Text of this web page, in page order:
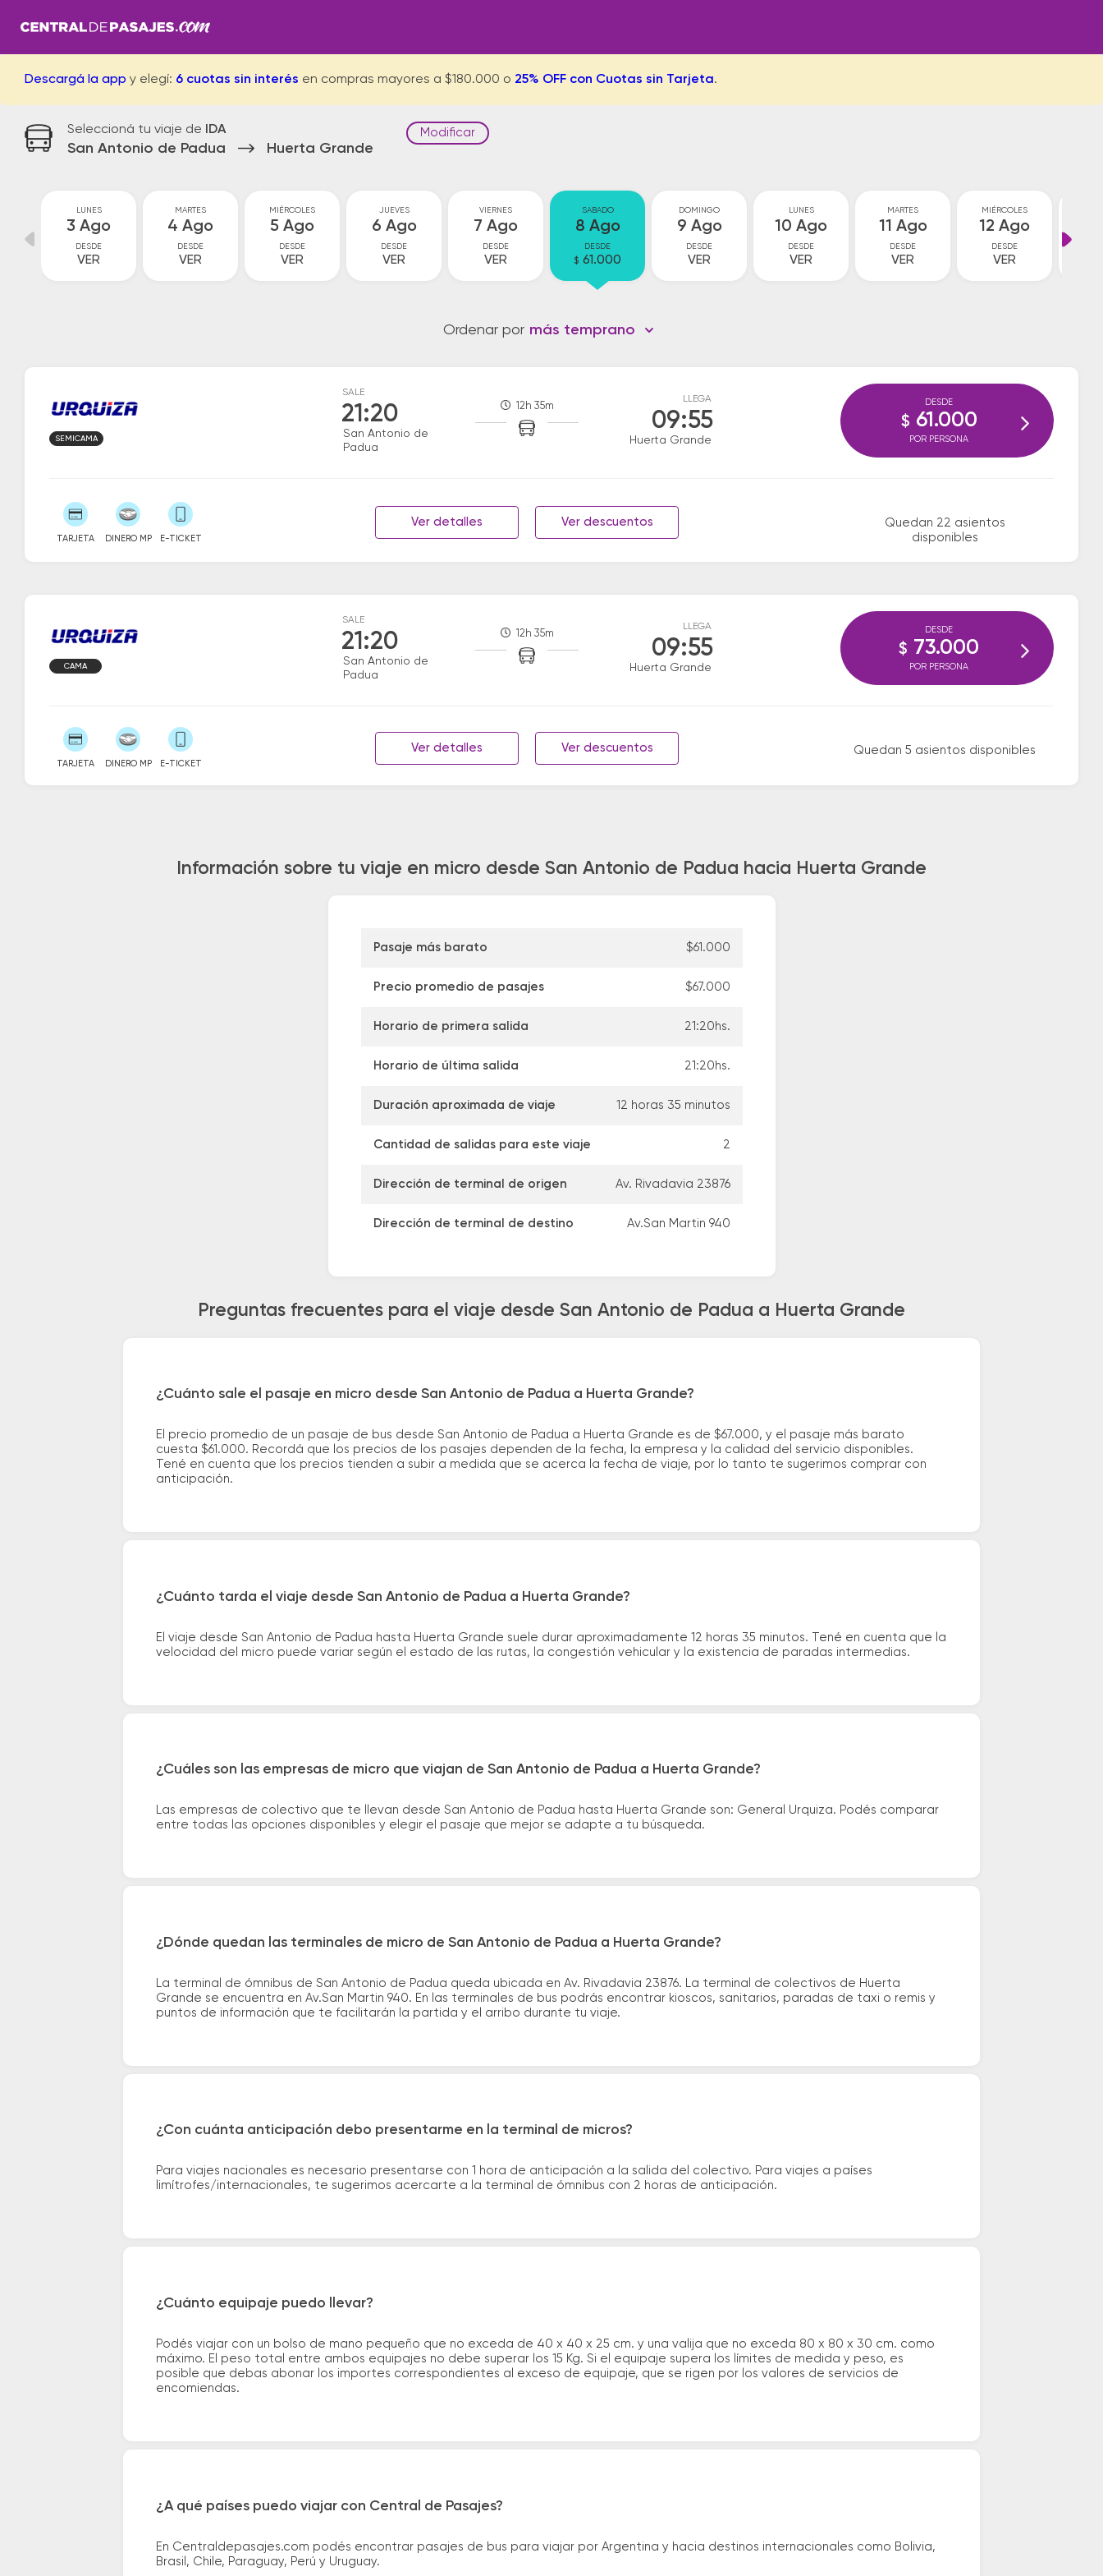
Descargá la app y elegí: 6 cuotas sin interés en compras mayores a $180.000 o 25% OFF con Cuotas sin Tarjeta.
Seleccioná tu viaje de IDA
San Antonio de Padua Huerta Grande
Modificar
LUNES
3 Ago
DESDE
VER
MARTES
4 Ago
DESDE
VER
MIÉRCOLES
5 Ago
DESDE
VER
JUEVES
6 Ago
DESDE
VER
VIERNES
7 Ago
DESDE
VER
SABADO
8 Ago
DESDE
$ 61.000
DOMINGO
9 Ago
DESDE
VER
LUNES
10 Ago
DESDE
VER
MARTES
11 Ago
DESDE
VER
MIÉRCOLES
12 Ago
DESDE
VER
Ordenar por más temprano
SALE
21:20
San Antonio de
Padua
12h 35m
LLEGA
09:55
Huerta Grande
SEMICAMA
TARJETA DINERO MP E-TICKET
Ver detalles Ver descuentos
Quedan 22 asientos
disponibles
DESDE
$ 61.000
POR PERSONA
SALE
21:20
San Antonio de
Padua
12h 35m
LLEGA
09:55
Huerta Grande
CAMA
TARJETA DINERO MP E-TICKET
Ver detalles Ver descuentos Quedan 5 asientos disponibles
DESDE
$ 73.000
POR PERSONA
Información sobre tu viaje en micro desde San Antonio de Padua hacia Huerta Grande
Pasaje más barato $61.000
Precio promedio de pasajes $67.000
Horario de primera salida 21:20hs.
Horario de última salida 21:20hs.
Duración aproximada de viaje 12 horas 35 minutos
Cantidad de salidas para este viaje 2
Dirección de terminal de origen Av. Rivadavia 23876
Dirección de terminal de destino Av.San Martin 940
Preguntas frecuentes para el viaje desde San Antonio de Padua a Huerta Grande
¿Cuánto sale el pasaje en micro desde San Antonio de Padua a Huerta Grande?
El precio promedio de un pasaje de bus desde San Antonio de Padua a Huerta Grande es de $67.000, y el pasaje más barato
cuesta $61.000. Recordá que los precios de los pasajes dependen de la fecha, la empresa y la calidad del servicio disponibles.
Tené en cuenta que los precios tienden a subir a medida que se acerca la fecha de viaje, por lo tanto te sugerimos comprar con
anticipación.
¿Cuánto tarda el viaje desde San Antonio de Padua a Huerta Grande?
El viaje desde San Antonio de Padua hasta Huerta Grande suele durar aproximadamente 12 horas 35 minutos. Tené en cuenta que la
velocidad del micro puede variar según el estado de las rutas, la congestión vehicular y la existencia de paradas intermedias.
¿Cuáles son las empresas de micro que viajan de San Antonio de Padua a Huerta Grande?
Las empresas de colectivo que te llevan desde San Antonio de Padua hasta Huerta Grande son: General Urquiza. Podés comparar
entre todas las opciones disponibles y elegir el pasaje que mejor se adapte a tu búsqueda.
¿Dónde quedan las terminales de micro de San Antonio de Padua a Huerta Grande?
La terminal de ómnibus de San Antonio de Padua queda ubicada en Av. Rivadavia 23876. La terminal de colectivos de Huerta
Grande se encuentra en Av.San Martin 940. En las terminales de bus podrás encontrar kioscos, sanitarios, paradas de taxi o remis y
puntos de información que te facilitarán la partida y el arribo durante tu viaje.
¿Con cuánta anticipación debo presentarme en la terminal de micros?
Para viajes nacionales es necesario presentarse con 1 hora de anticipación a la salida del colectivo. Para viajes a países
limítrofes/internacionales, te sugerimos acercarte a la terminal de ómnibus con 2 horas de anticipación.
¿Cuánto equipaje puedo llevar?
Podés viajar con un bolso de mano pequeño que no exceda de 40 x 40 x 25 cm. y una valija que no exceda 80 x 80 x 30 cm. como
máximo. El peso total entre ambos equipajes no debe superar los 15 Kg. Si el equipaje supera los límites de medida y peso, es
posible que debas abonar los importes correspondientes al exceso de equipaje, que se rigen por los valores de servicios de
encomiendas.
¿A qué países puedo viajar con Central de Pasajes?
En Centraldepasajes.com podés encontrar pasajes de bus para viajar por Argentina y hacia destinos internacionales como Bolivia,
Brasil, Chile, Paraguay, Perú y Uruguay.